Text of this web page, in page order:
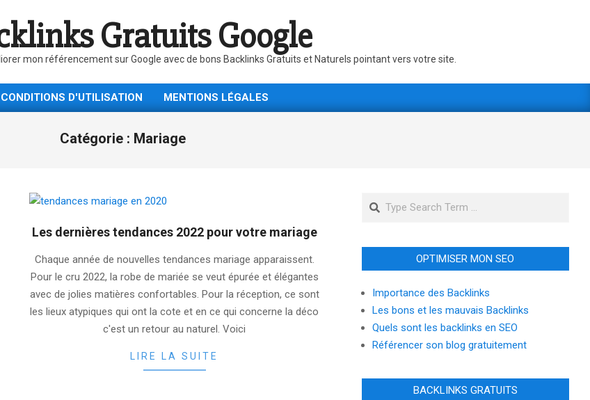
Gratuits Google
mon référencement sur Google avec de bons Backlinks Gratuits et Naturels pointant vers votre site.
CONDITIONS D'UTILISATION MENTIONS LÉGALES
Catégorie : Mariage
Les dernières tendances 2022 pour votre mariage
09-
26
Chaque année de nouvelles tendances mariage apparaissent.
Pour le cru 2022, la robe de mariée se veut épurée et élégantes
avec de jolies matières confortables. Pour la réception, ce sont
les lieux atypiques qui ont la cote et en ce qui concerne la déco
c'est un retour au naturel. Voici
LIRE LA SUITE
Search
OPTIMISER MON SEO
Importance des Backlinks
Les bons et les mauvais Backlinks
Quels sont les backlinks en SEO
Référencer son blog gratuitement
BACKLINKS GRATUITS